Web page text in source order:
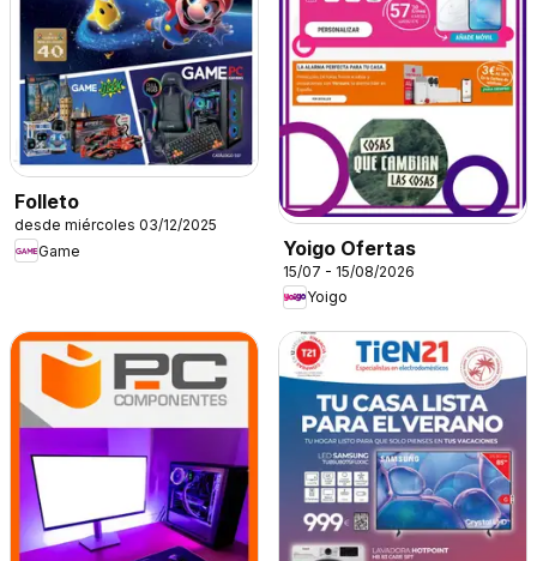
Folleto
desde miércoles 03/12/2025
Game
Yoigo Ofertas
15/07 - 15/08/2026
Yoigo